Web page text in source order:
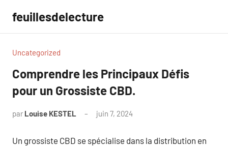
contenu
feuillesdelecture
Uncategorized
Comprendre les Principaux Défis
pour un Grossiste CBD.
par Louise KESTEL juin 7, 2024
Un grossiste CBD se spécialise dans la distribution en